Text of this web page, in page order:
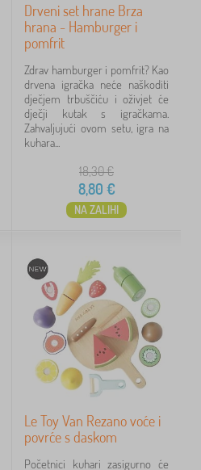
Drveni set hrane Brza
hrana - Hamburger i
pomfrit
Zdrav hamburger i pomfrit? Kao
drvena igračka neće naškoditi
dječjem trbuščiću i oživjet će
dječji kutak s igračkama.
Zahvaljujući ovom setu, igra na
kuhara...
18,30€
8,80 €
NA ZALIHI
Le Toy Van Rezano voće i
povrće s daskom
Početnici kuhari zasigurno će